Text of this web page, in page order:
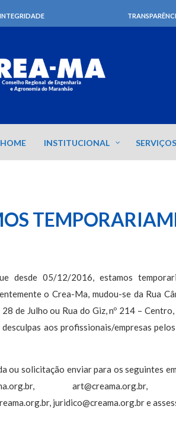
HOME INSTITUCIONAL SERVIÇOS
desde 05/12/2016, estamos
o Crea-Ma, mudou-se da Rua
28 de Julho ou Rua do Giz, nº 214 –
desculpas aos profissionais/empresas
ou solicitação enviar para os seguintes
,art@creama.org.br
, juridico@creama.org.bre